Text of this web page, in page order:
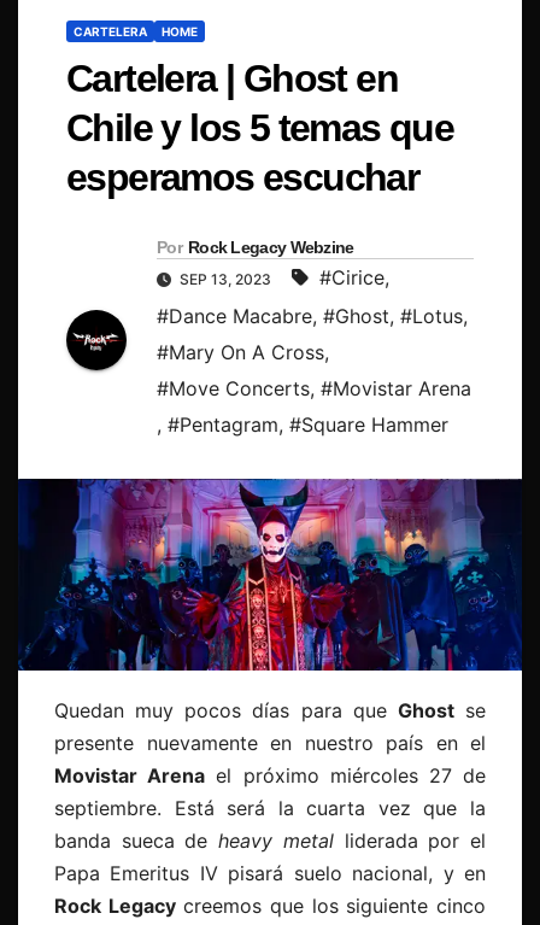
CARTELERA HOME
Cartelera | Ghost en
Chile y los 5 temas que
esperamos escuchar
Por Rock Legacy Webzine
SEP 13, 2023 #Cirice,
#Dance Macabre, #Ghost, #Lotus,
#Mary On A Cross,
#Move Concerts, #Movistar Arena
, #Pentagram, #Square Hammer
Quedan muy pocos días para que Ghostse
presente nuevamente en nuestro país en el
Movistar Arena el próximo miércoles 27 de
septiembre. Está será la cuarta vez que la
banda sueca deheavy metalliderada por el
Papa Emeritus IV pisará suelo nacional, y en
Rock Legacycreemos que los siguiente cinco